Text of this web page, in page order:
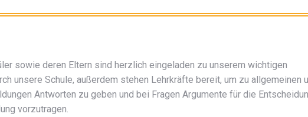
sowie deren Eltern sind herzlich eingeladen zu unserem wichtigen
unsere Schule, außerdem stehen Lehrkräfte bereit, um zu allgemeinen
Antworten zu geben und bei Fragen Argumente für die
vorzutragen.